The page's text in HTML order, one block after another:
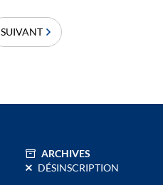
SUIVANT
ARCHIVES
DÉSINSCRIPTION